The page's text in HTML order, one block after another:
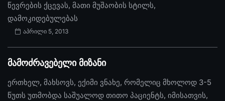
წევრების ქცევას, მათი მუშაობის სტილს,
დამოკიდებულებას
აპრილი 5, 2013
მამოძრავებელი მიზანი
ერთხელ, მახსოვს, ექიმი ვნახე, რომელიც მხოლოდ 3-5
წუთს უთმობდა საშუალოდ თითო პაციენტს, იმისათვის,